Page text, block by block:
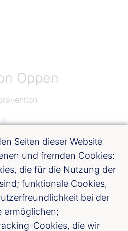
Oppen
Seiten dieser Website
und fremden Cookies:
die für die Nutzung der
funktionale Cookies,
bei der
ermöglichen;
Cookies, die wir